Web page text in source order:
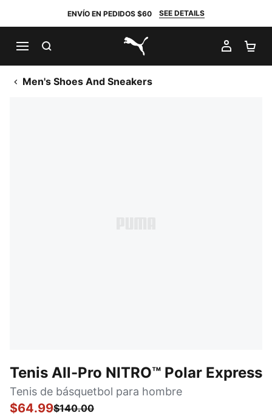
ENVÍO EN PEDIDOS $60 SEE DETAILS
PUMA.com
MI
Men's Shoes And Sneakers
Tenis All-Pro NITRO™ Polar Express
Tenis de básquetbol para hombre
$64.99$140.00